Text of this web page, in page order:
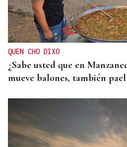
QUEN CHO DIXO
¿Sabe usted que en
mueve balones, también